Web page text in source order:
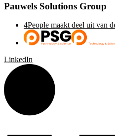
Pauwels Solutions Group
4People maakt deel uit van
LinkedIn